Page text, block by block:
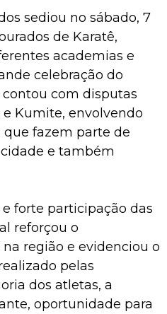
sediou no sábado, 7
de Karatê,
academias e
celebração do
com disputas
Kumite, envolvendo
que fazem parte de
e também
forte participação das
reforçou o
região e evidenciou o
pelas
dos atletas, a
oportunidade para